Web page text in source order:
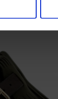
i tuoi
in
e social